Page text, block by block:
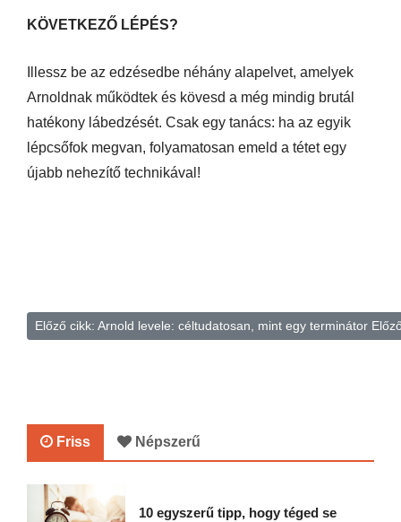
KÖVETKEZŐ LÉPÉS?
Illessz be az edzésedbe néhány alapelvet, amelyek
Arnoldnak működtek és kövesd a még mindig brutál
hatékony lábedzését. Csak egy tanács: ha az egyik
lépcsőfok megvan, folyamatosan emeld a tétet egy
újabb nehezítő technikával!
Előző cikk: Arnold levele: céltudatosan, mint egy terminátor
Friss Népszerű
10 egyszerű tipp, hogy téged se